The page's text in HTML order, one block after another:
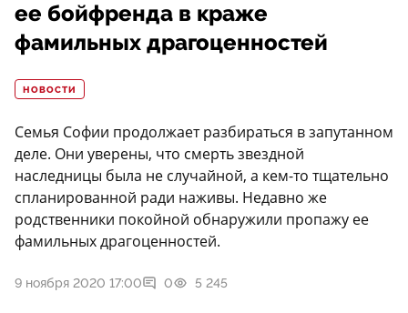
ее бойфренда в краже
фамильных драгоценностей
НОВОСТИ
Семья Софии продолжает разбираться в запутанном
деле. Они уверены, что смерть звездной
наследницы была не случайной, а кем-то тщательно
спланированной ради наживы. Недавно же
родственники покойной обнаружили пропажу ее
фамильных драгоценностей.
9 ноября 2020 17:00 0 5 245